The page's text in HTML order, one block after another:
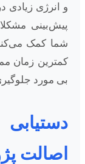
و انرژی زیادی
پیش‌بینی
شما کمک می‌کند
کمترین زمان
بی مورد
اصالت